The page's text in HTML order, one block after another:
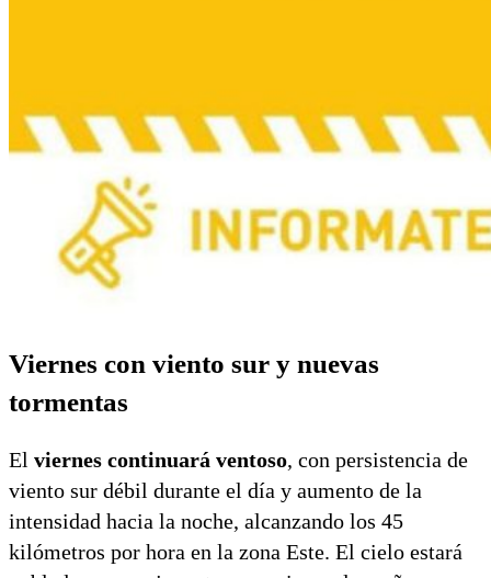
Viernes con viento sur y nuevas
tormentas
El viernes continuará ventoso, con persistencia de
viento sur débil durante el día y aumento de la
intensidad hacia la noche, alcanzando los 45
kilómetros por hora en la zona Este. El cielo estará